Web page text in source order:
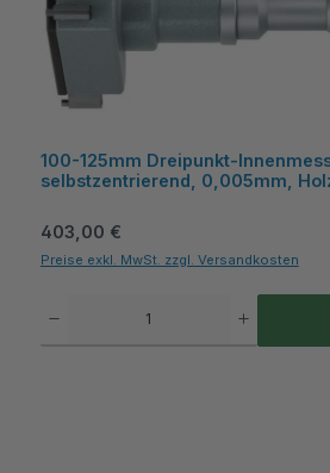
100-125mm Dreipunkt-
selbstzentrierend, 0,005mm,
Regulärer Preis:
403,00 €
Preise exkl. MwSt. zzgl. Versandkosten